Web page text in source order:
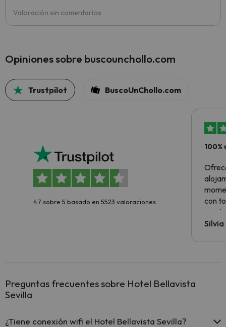
Valoración sin comentarios
Opiniones sobre buscounchollo.com
Trustpilot BuscoUnChollo.com
4.7 sobre 5 basado en 5523 valoraciones
con
Preguntas frecuentes sobre Hotel Bellavista
Sevilla
¿Tiene conexión wifi el Hotel Bellavista Sevilla?